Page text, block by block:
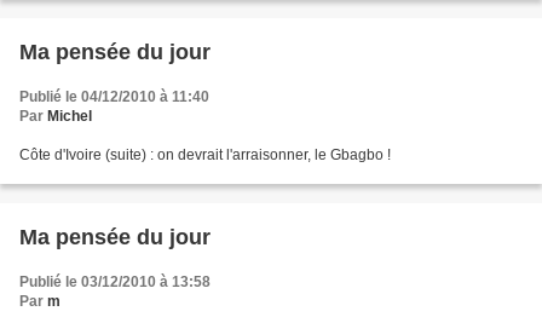
Ma pensée du jour
Publié le 04/12/2010 à 11:40
Par Michel
Côte d'Ivoire (suite) : on devrait l'arraisonner, le Gbagbo !
Ma pensée du jour
Publié le 03/12/2010 à 13:58
Par m